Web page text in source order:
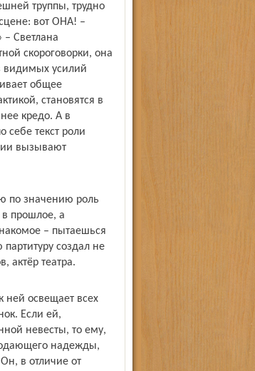
труппы, трудно
вот ОНА! –
– Светлана
скороговорки, она
видимых усилий
общее
становятся в
кредо. А в
себе текст роли
вызывают
по значению роль
в прошлое, а
– пытаешься
создал не
актёр театра.
ней освещает всех
Если ей,
невесты, то ему,
надежды,
в отличие от